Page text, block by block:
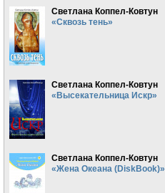
Светлана Коппел-Ковтун
«Сквозь тень»
Светлана Коппел-Ковтун
«Высекательница Искр»
Светлана Коппел-Ковтун
«Жена Океана (DiskBook)»